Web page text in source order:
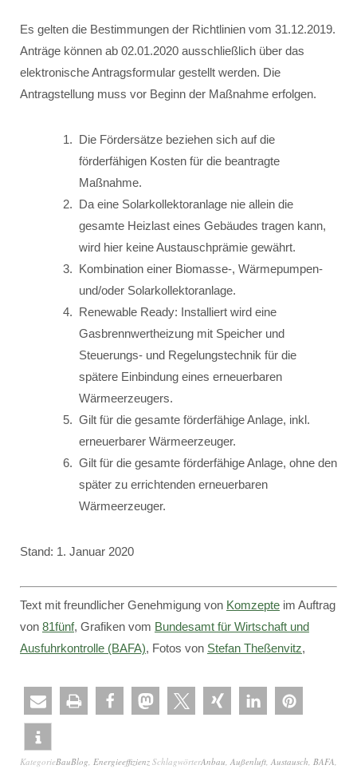
Es gelten die Bestimmungen der Richtlinien vom 31.12.2019.
Anträge können ab 02.01.2020 ausschließlich über das
elektronische Antragsformular gestellt werden. Die
Antragstellung muss vor Beginn der Maßnahme erfolgen.
Die Fördersätze beziehen sich auf die
förderfähigen Kosten für die beantragte
Maßnahme.
Da eine Solarkollektoranlage nie allein die
gesamte Heizlast eines Gebäudes tragen kann,
wird hier keine Austauschprämie gewährt.
Kombination einer Biomasse-, Wärmepumpen-
und/oder Solarkollektoranlage.
Renewable Ready: Installiert wird eine
Gasbrennwertheizung mit Speicher und
Steuerungs- und Regelungstechnik für die
spätere Einbindung eines erneuerbaren
Wärmeerzeugers.
Gilt für die gesamte förderfähige Anlage, inkl.
erneuerbarer Wärmeerzeuger.
Gilt für die gesamte förderfähige Anlage, ohne den
später zu errichtenden erneuerbaren
Wärmeerzeuger.
Stand: 1. Januar 2020
Text mit freundlicher Genehmigung von Komzepte im Auftrag
von 81fünf, Grafiken vom Bundesamt für Wirtschaft und
Ausfuhrkontrolle (BAFA), Fotos von Stefan Theßenvitz,
KategorieBauBlog, Energieeffizienz SchlagwörterAnbau, Außenluft, Austausch, BAFA,